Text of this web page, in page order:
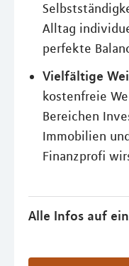
Alltag
perfekte
Vielfältige
kostenfreie
Bereichen
Immobilien
Finanzprofi
Alle Infos auf